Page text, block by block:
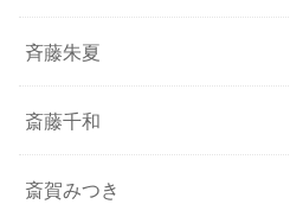
斉藤朱夏
斎藤千和
斎賀みつき